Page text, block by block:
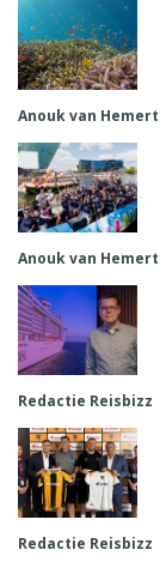
Anouk van Hemert
Anouk van Hemert
Redactie Reisbizz
Redactie Reisbizz